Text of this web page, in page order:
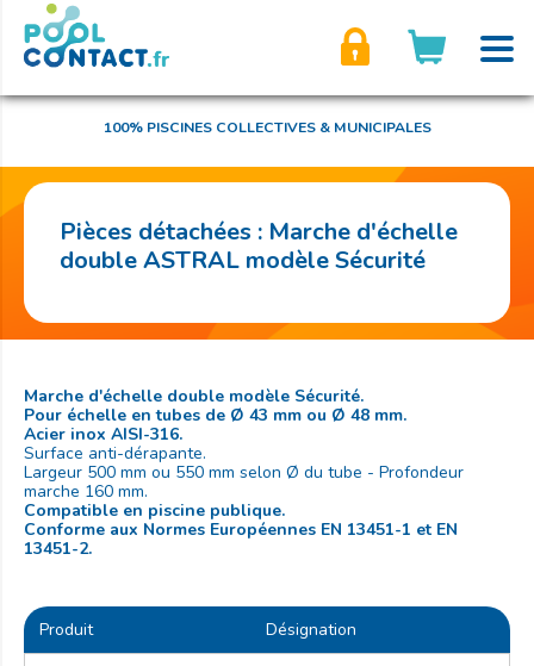
100% PISCINES COLLECTIVES & MUNICIPALES
Pièces détachées : Marche d'échelle
double ASTRAL modèle Sécurité
Marche d'échelle double modèle Sécurité.
Pour échelle en tubes de Ø 43 mm ou Ø 48 mm.
Acier inox AISI-316.
Surface anti-dérapante.
Largeur 500 mm ou 550 mm selon Ø du tube - Profondeur
marche 160 mm.
Compatible en piscine publique.
Conforme aux Normes Européennes EN 13451-1 et EN
13451-2.
Produit Désignation